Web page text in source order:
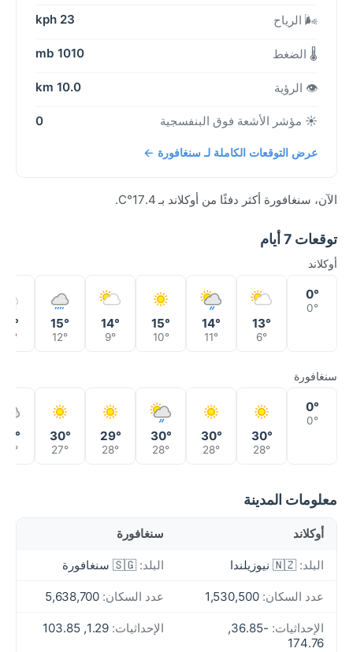
🌬️ الرياح
23 kph
🌡️ الضغط 1010 mb
👁️ الرؤية 10.0 km
☀️ مؤشر الأشعة فوق البنفسجية 0
عرض التوقعات الكاملة لـ سنغافورة ←
الآن، سنغافورة أكثر دفئًا من أوكلاند بـ 17.4°C.
توقعات 7 أيام
أوكلاند
0°
0°
13°
6°
14°
11°
15°
10°
14°
9°
15°
12°
14°
12°
سنغافورة
0°
0°
30°
28°
30°
28°
30°
28°
29°
28°
30°
27°
28°
معلومات المدينة
أوكلاند سنغافورة
البلد: 🇳🇿 نيوزيلندا البلد: 🇸🇬 سنغافورة
عدد السكان: عدد السكان:
الإحداثيات:
-36.85,
174.76
الإحداثيات: